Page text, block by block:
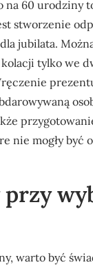
60 urodziny
stworzenie
jubilata.
tylko we
nie mogły być
przy
warto być